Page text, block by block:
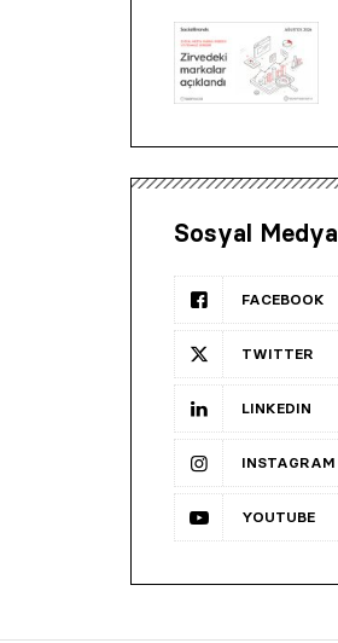
Sosyal Medya
FACEBOOK
TWITTER
LINKEDIN
INSTAGRAM
YOUTUBE